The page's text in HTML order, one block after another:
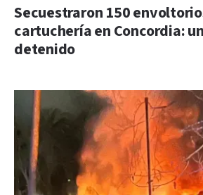
Secuestraron 150
cartuchería en Concordia:
detenido